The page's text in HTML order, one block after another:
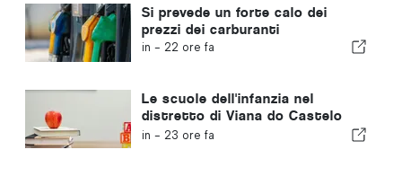
Si prevede un forte calo dei
prezzi dei carburanti
in - 22 ore fa
Le scuole dell'infanzia nel
distretto di Viana do Castelo
non chiuderanno
in - 23 ore fa